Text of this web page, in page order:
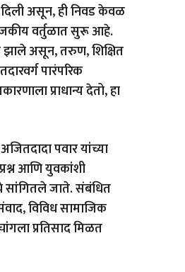
दिली असून, ही निवड केवळ
वर्तुळात सुरू आहे.
झाले असून, तरुण, शिक्षित
पारंपरिक
प्राधान्य देतो, हा
अजितदादा पवार यांच्या
आणि युवकांशी
सांगितले जाते. संबंधित
विविध सामाजिक
प्रतिसाद मिळत